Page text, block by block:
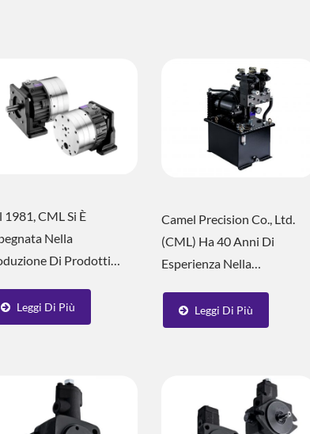
1981, CML Si È
Nella
Di Prodotti
Nella Creazione Di
Idrauliche
Diversificati,...
Leggi Di Più
Camel Precision Co., Ltd.
(CML) Ha 40 Anni Di
Esperienza Nella
Potenza Personalizzate Per
I Clienti E Ha Processi Di
Progettate Per Diverse...
Leggi Di Più